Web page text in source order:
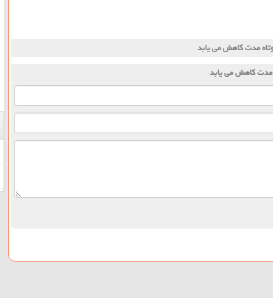
مدت كاهش می یابد
مدت كاهش می یابد